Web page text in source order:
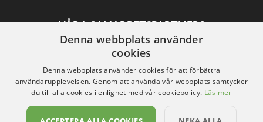
VÅRA SAMARBETSPARTNERS
Denna webbplats använder
cookies
Denna webbplats använder cookies för att förbättra
användarupplevelsen. Genom att använda vår webbplats samtycker
du till alla cookies i enlighet med vår cookiepolicy. Läs mer